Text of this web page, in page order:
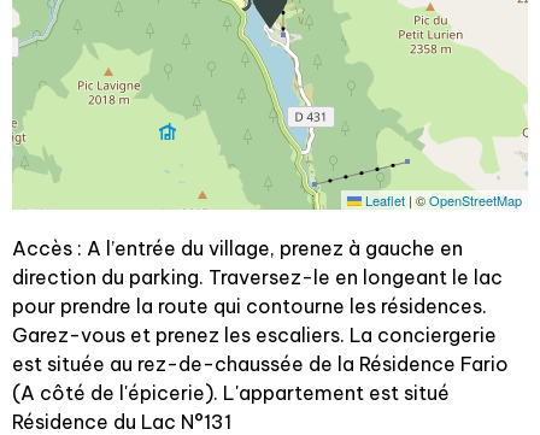
Leaflet | ©OpenStreetMap
Accès : A l’entrée du village, prenez à gauche en
direction du parking. Traversez-le en longeant le lac
pour prendre la route qui contourne les résidences.
Garez-vous et prenez les escaliers. La conciergerie
est située au rez-de-chaussée de la Résidence Fario
(A côté de l'épicerie). L'appartement est situé
Résidence du Lac N°131